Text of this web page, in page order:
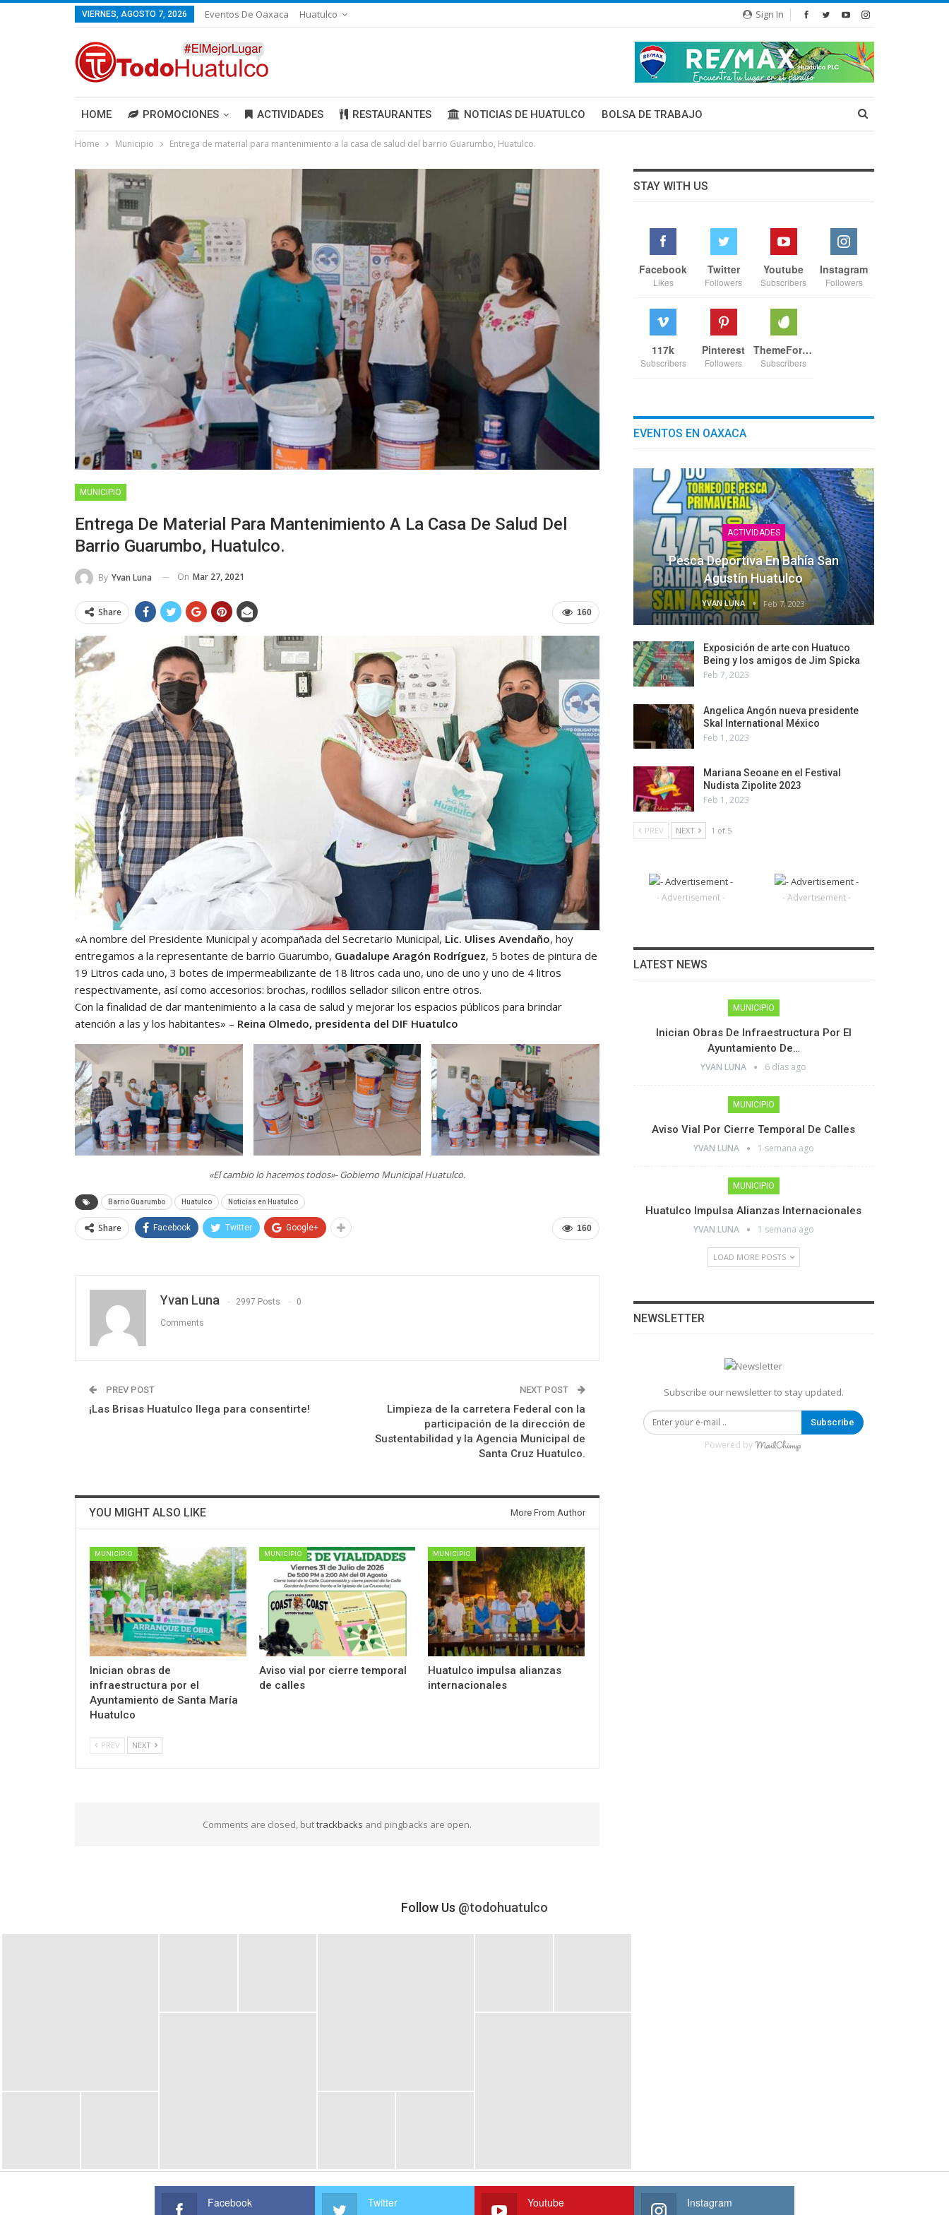
Sign In
VIERNES, AGOSTO 7, 2026 Eventos De Oaxaca Huatulco
HOME PROMOCIONES ACTIVIDADES RESTAURANTES NOTICIAS DE HUATULCO BOLSA DE TRABAJO
Home Municipio Entrega de material para mantenimiento a la casa de salud del barrio Guarumbo, Huatulco.
MUNICIPIO
Entrega De Material Para Mantenimiento A La Casa De Salud Del
Barrio Guarumbo, Huatulco.
By Yvan Luna On Mar 27, 2021
160
Share
«A nombre del Presidente Municipal y acompañada del Secretario Municipal, Lic. Ulises Avendaño, hoy
entregamos a la representante de barrio Guarumbo, Guadalupe Aragón Rodríguez, 5 botes de pintura de
19 Litros cada uno, 3 botes de impermeabilizante de 18 litros cada uno, uno de uno y uno de 4 litros
respectivamente, así como accesorios: brochas, rodillos sellador silicon entre otros.
Con la finalidad de dar mantenimiento a la casa de salud y mejorar los espacios públicos para brindar
atención a las y los habitantes» – Reina Olmedo, presidenta del DIF Huatulco
«El cambio lo hacemos todos»- Gobierno Municipal Huatulco.
Barrio Guarumbo Huatulco Noticias en Huatulco
160
Share Facebook Twitter Google+
Yvan Luna 2997 Posts 0
Comments
PREV POST
¡Las Brisas Huatulco llega para consentirte!
NEXT POST
Limpieza de la carretera Federal con la
participación de la dirección de
Sustentabilidad y la Agencia Municipal de
Santa Cruz Huatulco.
YOU MIGHT ALSO LIKE More From Author
MUNICIPIO
Inician obras de
infraestructura por el
Ayuntamiento de Santa María
Huatulco
MUNICIPIO
Aviso vial por cierre temporal
de calles
MUNICIPIO
Huatulco impulsa alianzas
internacionales
PREV NEXT
Comments are closed, buttrackbacks and pingbacks are open.
STAY WITH US
Facebook
Likes
Twitter
Followers
Youtube
Subscribers
Instagram
Followers
117k
Subscribers
Pinterest
Followers
ThemeForest
Subscribers
EVENTOS EN OAXACA
ACTIVIDADES
Pesca Deportiva En Bahía San
Agustín Huatulco
YVAN LUNA Feb 7, 2023
Exposición de arte con Huatuco
Being y los amigos de Jim Spicka
Feb 7, 2023
Angelica Angón nueva presidente
Skal International México
Feb 1, 2023
Mariana Seoane en el Festival
Nudista Zipolite 2023
Feb 1, 2023
PREV NEXT 1 of 5
- Advertisement - - Advertisement -
LATEST NEWS
MUNICIPIO
Inician Obras De Infraestructura Por El
Ayuntamiento De…
YVAN LUNA 6 días ago
MUNICIPIO
Aviso Vial Por Cierre Temporal De Calles
YVAN LUNA 1 semana ago
MUNICIPIO
Huatulco Impulsa Alianzas Internacionales
YVAN LUNA 1 semana ago
LOAD MORE POSTS
NEWSLETTER
Subscribe our newsletter to stay updated.
Subscribe
Powered by
Follow Us @todohuatulco
Facebook Twitter Youtube Instagram